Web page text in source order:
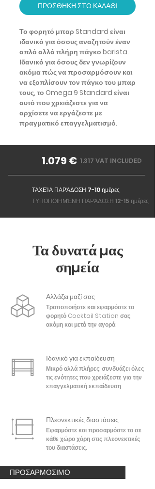
ΠΡΟΣΘΗΚΗ ΣΤΟ ΚΑΛΑΘΙ
Το φορητό μπαρ Standard είναι
ιδανικό για όσους αναζητούν έναν
απλό αλλά πλήρη πάγκο barista.
Ιδανικό για όσους δεν γνωρίζουν
ακόμα πώς να προσαρμόσουν και
να εξοπλίσουν τον πάγκο του μπαρ
τους, το Omega 9 Standard είναι
αυτό που χρειάζεστε για να
αρχίσετε να εργάζεστε με
πραγματικό επαγγελματισμό.
1.079 € 1.317 VAT INCLUDED
ΤΑΧΕΊΑ ΠΑΡΆΔΟΣΗ 7-10 ημέρες
ΤΥΠΟΠΟΙΗΜΈΝΗ ΠΑΡΆΔΟΣΗ 12-15 ημέρες
Τα δυνατά μας
σημεία
Αλλάζει μαζί σας
Τροποποιήστε και εφαρμόστε το
φορητό Cocktail Station σας
ακόμη και μετά την αγορά.
Ιδανικό για εκπαίδευση
Μικρό αλλά πλήρες: συνδυάζει όλες
τις ενότητες που χρειάζεστε για την
επαγγελματική εκπαίδευση.
Πλεονεκτικές διαστάσεις
Εφαρμόστε και προσαρμόστε το σε
κάθε χώρο χάρη στις πλεονεκτικές
του διαστάσεις.
ΠΡΟΣΑΡΜΟΣΙΜΟ